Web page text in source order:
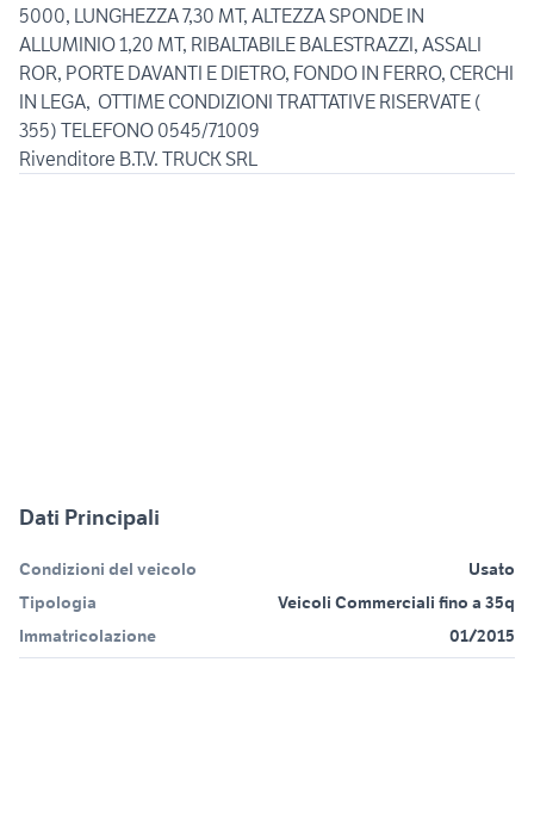
5000, LUNGHEZZA 7,30 MT, ALTEZZA SPONDE IN
ALLUMINIO 1,20 MT, RIBALTABILE BALESTRAZZI, ASSALI
ROR, PORTE DAVANTI E DIETRO, FONDO IN FERRO, CERCHI
IN LEGA, OTTIME CONDIZIONI TRATTATIVE RISERVATE (
355) TELEFONO 0545/71009
Rivenditore B.T.V. TRUCK SRL
Dati Principali
Condizioni del veicolo
Usato
Tipologia
Veicoli Commerciali fino a 35q
Immatricolazione
01/2015